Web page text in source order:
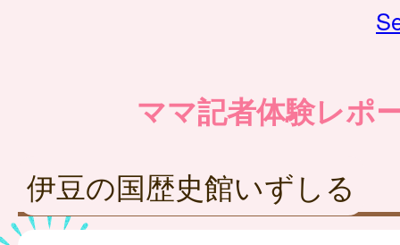
ママ記者体験レポ
伊豆の国歴史館いずしる